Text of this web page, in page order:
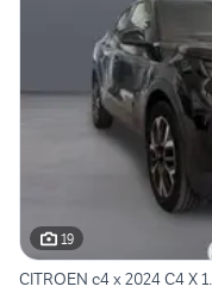
19
CITROEN c4 x 2024 C4 X